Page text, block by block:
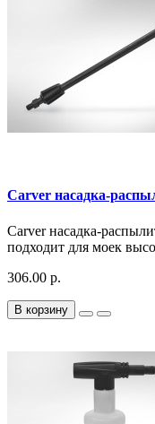
Carver насадка-
Carver насадка-
подходит для моек
306.00 р.
В корзину